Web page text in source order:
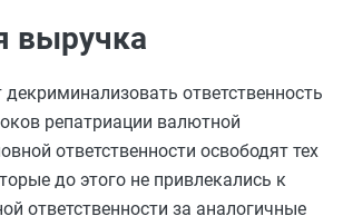
выручка
декриминализовать ответственность
репатриации валютной
ответственности освободят тех
до этого не привлекались к
ответственности за аналогичные